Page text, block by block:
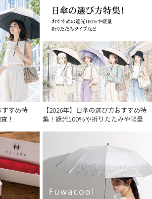
すすめ特
！
【2026年】日傘の選び方おすすめ特
集！遮光100%や折りたたみや軽量